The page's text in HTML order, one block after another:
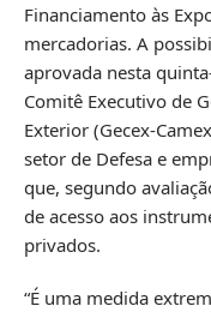
Financiamento às
mercadorias. A
aprovada nesta
Comitê Executivo de
Exterior (Gecex-
setor de Defesa e
que, segundo
de acesso aos
privados.
“É uma medida